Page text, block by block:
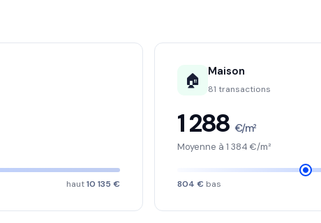
haut10 135 €
🏠 Maison
81 transactions
1 288 €/m²
Moyenne à 1 384 €/m²
804 € bas